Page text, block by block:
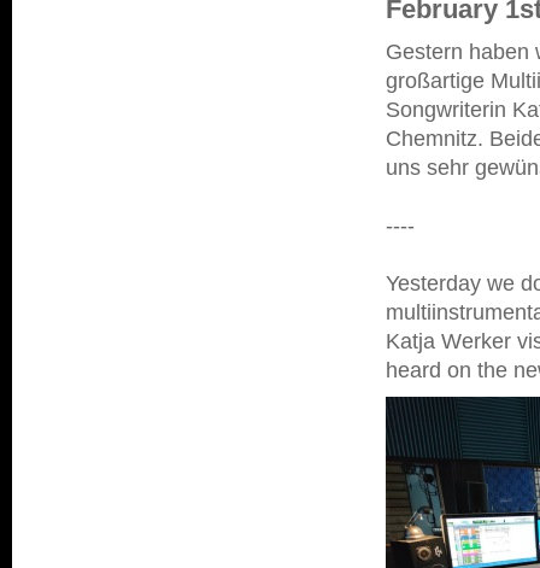
February
Gestern haben
großartige
Songwriterin
Chemnitz.
uns sehr
----
Yesterday we
Katja Werker
heard on the